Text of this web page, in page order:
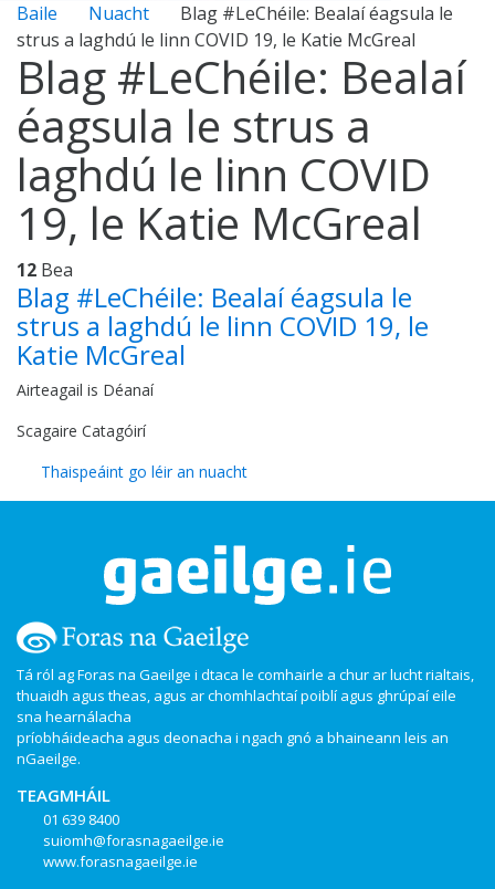
Baile Nuacht
Blag #LeChéile: Bealaí éagsula le
strus a laghdú le linn COVID 19, le Katie McGreal
Blag #LeChéile: Bealaí
éagsula le strus a
laghdú le linn COVID
19, le Katie McGreal
12 Bea
Blag #LeChéile: Bealaí éagsula le
strus a laghdú le linn COVID 19, le
Katie McGreal
Airteagail is Déanaí
Scagaire Catagóirí
Thaispeáint go léir an nuacht
Tá ról ag Foras na Gaeilge i dtaca le comhairle a chur ar lucht rialtais,
thuaidh agus theas, agus ar chomhlachtaí poiblí agus ghrúpaí eile
sna hearnálacha
príobháideacha agus deonacha i ngach gnó a bhaineann leis an
nGaeilge.
TEAGMHÁIL
01 639 8400
suiomh@forasnagaeilge.ie
www.forasnagaeilge.ie